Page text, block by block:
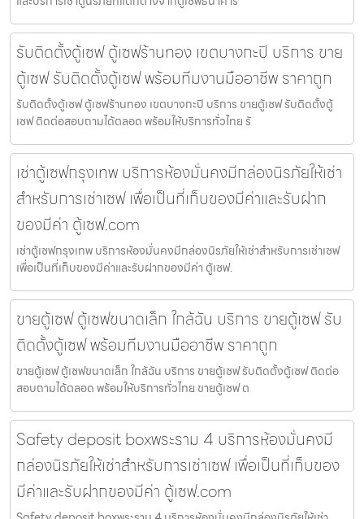
รับติดตั้งตู้เซฟ ตู้เซฟร้านทอง เขตบางกะปิ บริการ ขาย
ตู้เซฟ รับติดตั้งตู้เซฟ พร้อมทีมงานมืออาชีพ ราคาถูก
รับติดตั้งตู้เซฟ ตู้เซฟร้านทอง เขตบางกะปิ บริการ ขายตู้เซฟ รับติดตั้งตู้
เซฟ ติดต่อสอบถามได้ตลอด พร้อมให้บริการทั่วไทย รั
เช่าตู้เซฟกรุงเทพ บริการห้องมั่นคงมีกล่องนิรภัยให้เช่า
สำหรับการเช่าเซฟ เพื่อเป็นที่เก็บของมีค่าและรับฝาก
ของมีค่า ตู้เซฟ.com
เช่าตู้เซฟกรุงเทพ บริการห้องมั่นคงมีกล่องนิรภัยให้เช่าสำหรับการเช่าเซฟ
เพื่อเป็นที่เก็บของมีค่าและรับฝากของมีค่า ตู้เซฟ.
ขายตู้เซฟ ตู้เซฟขนาดเล็ก ใกล้ฉัน บริการ ขายตู้เซฟ รับ
ติดตั้งตู้เซฟ พร้อมทีมงานมืออาชีพ ราคาถูก
ขายตู้เซฟ ตู้เซฟขนาดเล็ก ใกล้ฉัน บริการ ขายตู้เซฟ รับติดตั้งตู้เซฟ ติดต่อ
สอบถามได้ตลอด พร้อมให้บริการทั่วไทย ขายตู้เซฟ ต
Safety deposit boxพระราม 4 บริการห้องมั่นคงมี
กล่องนิรภัยให้เช่าสำหรับการเช่าเซฟ เพื่อเป็นที่เก็บของ
มีค่าและรับฝากของมีค่า ตู้เซฟ.com